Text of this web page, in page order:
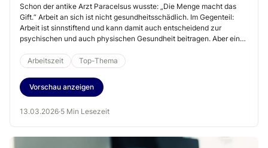
Schon der antike Arzt Paracelsus wusste: „Die Menge macht das
Gift.“ Arbeit an sich ist nicht gesundheitsschädlich. Im Gegenteil:
Arbeit ist sinnstiftend und kann damit auch entscheidend zur
psychischen und auch physischen Gesundheit beitragen. Aber ein
Gesetzgeber ein Arbeitszeitgesetz (ArbZG) geschaffen, das die
Arbeitszeit begrenzt und dabei auch dem Gesundheitsschutz dienen
soll. Dabei muss die Arbeitszeit „im Rahmen“ bleiben – und zwar
nicht nur im sprichwörtlichen Sinne, sondern auch rechtstechnisch.
Arbeitszeit Top-Thema
Vorschau anzeigen
13.03.2026·5 Min Lesezeit